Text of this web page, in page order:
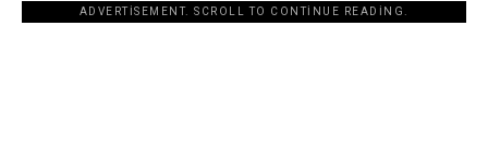
ADVERTISEMENT. SCROLL TO CONTINUE READING.